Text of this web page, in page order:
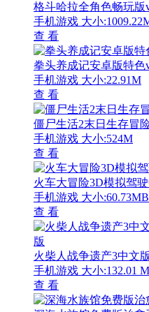
格斗哈拉全角色畅玩版
手机游戏 大小
查 看
拳头养成记安卓版特色
手机游戏 大小:22.91M
查 看
僵尸生活2末日生存冒
手机游戏 大小:524M
查 看
火车大冒险3D模拟驾
手机游戏 大小:60.73MB
查 看
火柴人战争遗产3中文
手机游戏 大小:132.01
查 看